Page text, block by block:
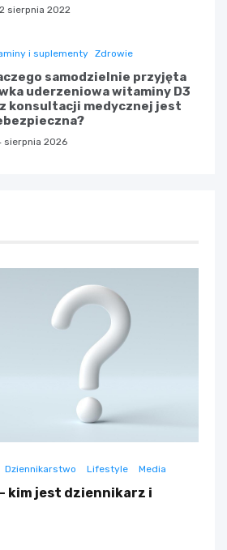
sierpnia 2022
i suplementy Zdrowie
samodzielnie przyjęta
uderzeniowa witaminy D3
konsultacji medycznej jest
sierpnia 2026
Dziennikarstwo Lifestyle Media
kim jest dziennikarz i